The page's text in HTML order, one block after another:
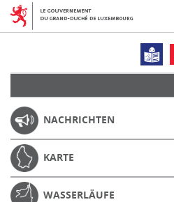
NACHRICHTEN
KARTE
WASSERLÄUFE